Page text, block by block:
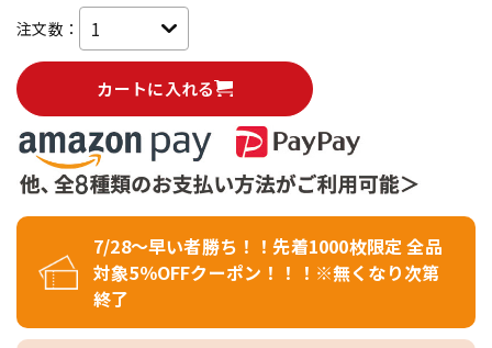
注文数：
カートに入れる
7/28～早い者勝ち！！先着1000枚限定 全品
対象5％OFFクーポン！！！※無くなり次第
終了